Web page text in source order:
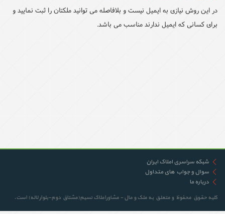
در این روش نیازی به ایمیل نیست و بلافاصله می توانید ملکتان را ثبت نمایید و
برای کسانی که ایمیل ندارند مناسب می باشد.
شبکه سراسری املاک ایران
سوال و جواب های متداول
درباره ما
کلیه حقوق محفوظ و متعلق به ملک و مال - مشاوراملاک نسیم(مشتاق دوم-بلوار لاله) است.